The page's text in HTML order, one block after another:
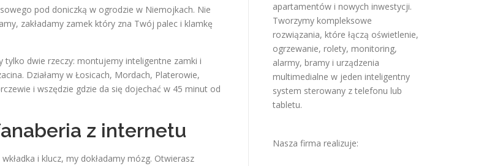
pod doniczką w ogrodzie w Niemojkach. Nie
zakładamy zamek który zna Twój palec i klamkę
tylko dwie rzeczy: montujemy inteligentne zamki i
Działamy w Łosicach, Mordach, Platerowie,
i wszędzie gdzie da się dojechać w 45 minut od
z internetu
i klucz, my dokładamy mózg. Otwierasz
apartamentów i nowych inwestycji.
Tworzymy kompleksowe
rozwiązania, które łączą oświetlenie,
ogrzewanie, rolety, monitoring,
alarmy, bramy i urządzenia
multimedialne w jeden inteligentny
system sterowany z telefonu lub
tabletu.
Nasza firma realizuje: